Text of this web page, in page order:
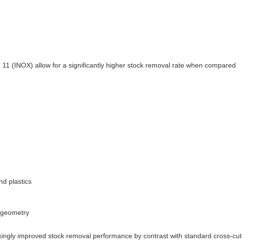
(INOX) allow for a significantly higher stock removal rate when compared
plastics
improved stock removal performance by contrast with standard cross-cut